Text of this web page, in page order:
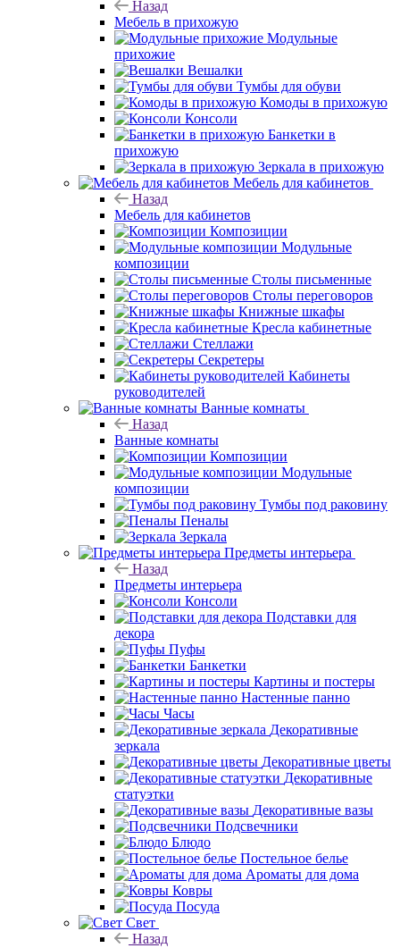
Назад
Мебель в прихожую
Модульные
прихожие
Вешалки
Тумбы для обуви
Комоды в прихожую
Консоли
Банкетки в
прихожую
Зеркала в прихожую
Мебель для кабинетов
Назад
Мебель для кабинетов
Композиции
Модульные
композиции
Столы письменные
Столы переговоров
Книжные шкафы
Кресла кабинетные
Стеллажи
Секретеры
Кабинеты
руководителей
Ванные комнаты
Назад
Ванные комнаты
Композиции
Модульные
композиции
Тумбы под раковину
Пеналы
Зеркала
Предметы интерьера
Назад
Предметы интерьера
Консоли
Подставки для
декора
Пуфы
Банкетки
Картины и постеры
Настенные панно
Часы
Декоративные
зеркала
Декоративные цветы
Декоративные
статуэтки
Декоративные вазы
Подсвечники
Блюдо
Постельное белье
Ароматы для дома
Ковры
Посуда
Свет
Назад